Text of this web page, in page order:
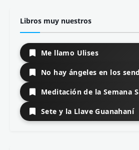
Libros muy nuestros
Me llamo Ulises
No hay ángeles en los
Meditación de la Semana
Sete y la Llave Guanahaní